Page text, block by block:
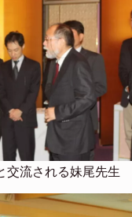
交流される妹尾先生